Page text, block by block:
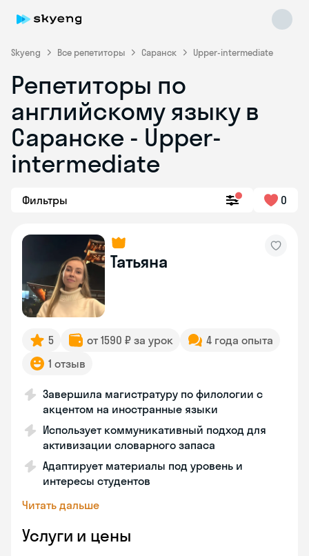
Skyeng Все репетиторы Саранск Upper-intermediate
Репетиторы по
английскому языку в
Саранске - Upper-
intermediate
Фильтры 0
Татьяна
5 от 1590 ₽ за урок
4 года опыта
1 отзыв
Завершила магистратуру по филологии с
акцентом на иностранные языки
Использует коммуникативный подход для
активизации словарного запаса
Адаптирует материалы под уровень и
интересы студентов
Читать дальше
Услуги и цены